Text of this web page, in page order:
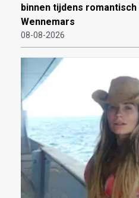
binnen tijdens
Wennemars
08-08-2026